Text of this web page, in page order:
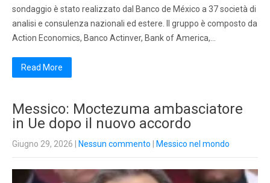
sondaggio è stato realizzato dal Banco de México a 37 società di
analisi e consulenza nazionali ed estere. Il gruppo è composto da
Action Economics, Banco Actinver, Bank of America,…
Read More
Messico: Moctezuma ambasciatore
in Ue dopo il nuovo accordo
Giugno 29, 2026 Nessun commento Messico nel mondo